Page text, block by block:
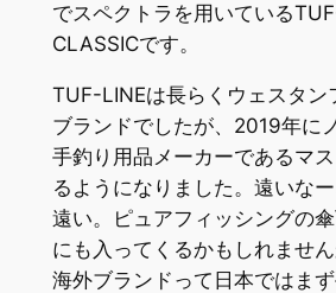
でスペクトラを用いている
CLASSICです。
TUF-LINEは長らくウェスタン
ブランドでしたが、2019年に
手釣り用品メーカーであるマ
るようになりました。遠いな
遠い。ピュアフィッシングの
にも入ってくるかもしれませ
海外ブランドって日本ではま